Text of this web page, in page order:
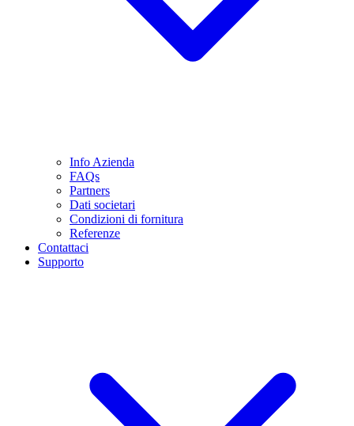
Info Azienda
FAQs
Partners
Dati societari
Condizioni di fornitura
Referenze
Contattaci
Supporto